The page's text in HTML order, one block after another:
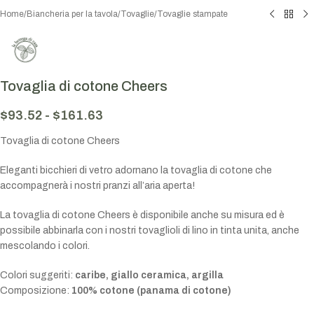
Home/Biancheria per la tavola/Tovaglie/Tovaglie stampate
Tovaglia di cotone Cheers
$93.52 - $161.63
Tovaglia di cotone Cheers
Eleganti bicchieri di vetro adornano la tovaglia di cotone che
accompagnerà i nostri pranzi all’aria aperta!
La tovaglia di cotone Cheers è disponibile anche su misura ed è
possibile abbinarla con i nostri tovaglioli di lino in tinta unita, anche
mescolando i colori.
Colori suggeriti: caribe, giallo ceramica, argilla
Composizione: 100% cotone (panama di cotone)